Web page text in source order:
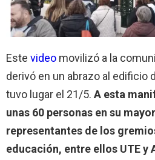
Este video movilizó a la
derivó en un abrazo al edificio
tuvo lugar el 21/5. A esta
unas 60 personas en su
representantes de los
educación, entre ellos UTE y